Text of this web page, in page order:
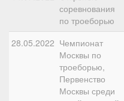
соревнования
по троеборью
28.05.2022 Чемпионат
Москвы по
троеборью,
Первенство
Москвы среди